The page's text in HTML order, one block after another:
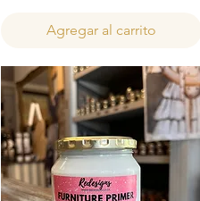
Agregar al carrito